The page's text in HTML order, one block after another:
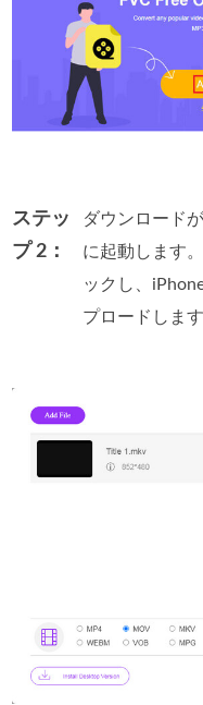
ステッ
プ 2：
ダウンロード
に起動します
ックし、
プロードします